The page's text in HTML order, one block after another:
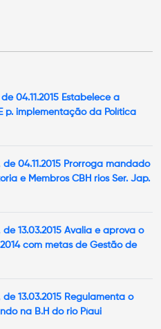
de 04.11.2015 Estabelece a
p. implementação da Política
de 04.11.2015 Prorroga mandado
e Membros CBH rios Ser. Jap.
de 13.03.2015 Avalia e aprova o
com metas de Gestão de
de 13.03.2015 Regulamenta o
na B.H do rio Píaui